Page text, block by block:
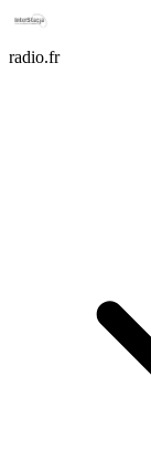
radio.fr